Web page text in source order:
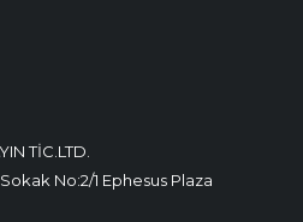
TİC.LTD.
No:2/1 Ephesus Plaza